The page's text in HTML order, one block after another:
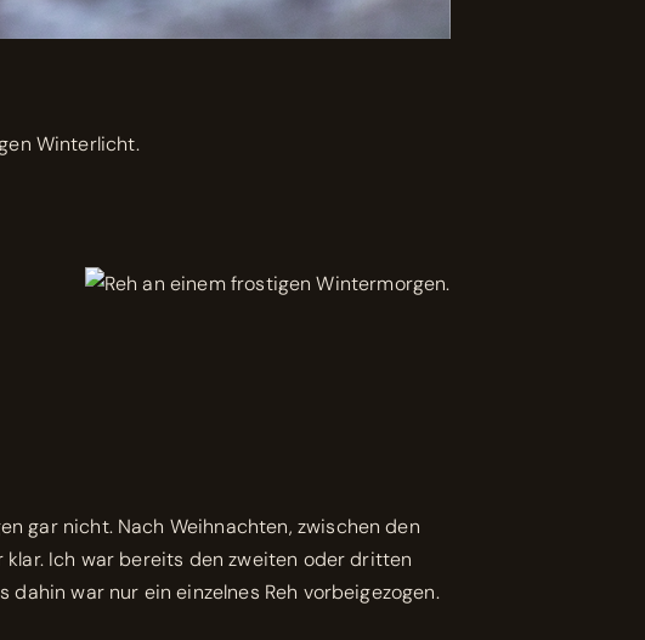
gar nicht. Nach Weihnachten, zwischen den
Ich war bereits den zweiten oder dritten
war nur ein einzelnes Reh vorbeigezogen.